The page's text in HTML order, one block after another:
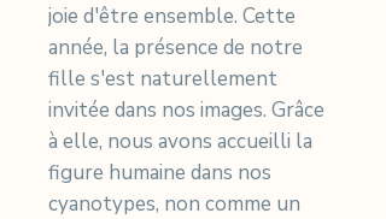
joie d'être ensemble. Cette
année, la présence de notre
fille s'est naturellement
invitée dans nos images. Grâce
à elle, nous avons accueilli la
figure humaine dans nos
cyanotypes, non comme un